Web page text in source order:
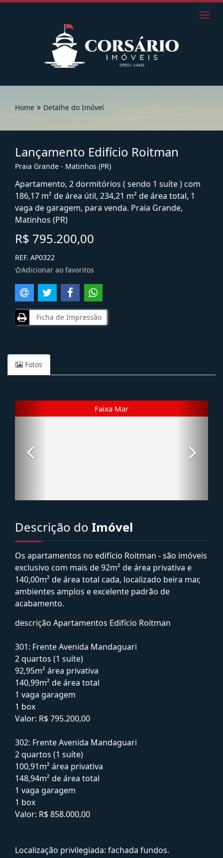
Home Detalhe do Imóvel
Lançamento Edifício Roitman
Praia Grande - Matinhos (PR)
Apartamento, 2 dormitórios ( sendo 1 suíte ) com
186,17 m² de área útil, 234,21 m² de área total, 1
vaga de garagem, para venda. Praia Grande,
Matinhos (PR)
R$ 795.200,00
REF. AP0322
Adicionar ao favoritos
Ficha de Impressão
Fotos
Descrição do Imóvel
Os apartamentos no edifício Roitman - são imóveis
exclusivo com mais de 92m² de área privativa e
140,00m² de área total cada, localizado beira mar,
ambientes amplos e excelente padrão de
acabamento.
descrição Apartamentos Edifício Roitman
301: Frente Avenida Mandaguari
2 quartos (1 suíte)
92,95m² área privativa
140,99m² de área total
1 vaga garagem
1 box
Valor: R$ 795.200,00
302: Frente Avenida Mandaguari
2 quartos (1 suíte)
100,91m² área privativa
148,94m² de área total
1 vaga garagem
1 box
Valor: R$ 858.000,00
Localização privilegiada: fachada fundos.